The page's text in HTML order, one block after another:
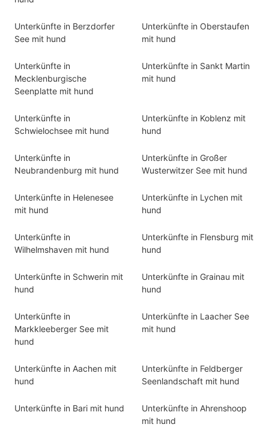
Unterkünfte in Berzdorfer
See mit hund
Unterkünfte in Oberstaufen
mit hund
Unterkünfte in
Mecklenburgische
Seenplatte mit hund
Unterkünfte in Sankt Martin
mit hund
Unterkünfte in
Schwielochsee mit hund
Unterkünfte in Koblenz mit
hund
Unterkünfte in
Neubrandenburg mit hund
Unterkünfte in Großer
Wusterwitzer See mit hund
Unterkünfte in Helenesee
mit hund
Unterkünfte in Lychen mit
hund
Unterkünfte in
Wilhelmshaven mit hund
Unterkünfte in Flensburg mit
hund
Unterkünfte in Schwerin mit
hund
Unterkünfte in Grainau mit
hund
Unterkünfte in
Markkleeberger See mit
hund
Unterkünfte in Laacher See
mit hund
Unterkünfte in Aachen mit
hund
Unterkünfte in Feldberger
Seenlandschaft mit hund
Unterkünfte in Bari mit hund
Unterkünfte in Ahrenshoop
mit hund